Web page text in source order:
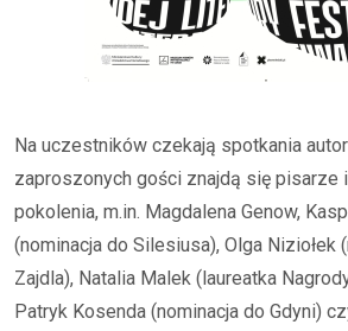
Na uczestników czekają spotkania
zaproszonych gości znajdą się pisarze
pokolenia, m.in. Magdalena Genow,
(nominacja do Silesiusa), Olga Niziołek
Zajdla), Natalia Malek (laureatka
Patryk Kosenda (nominacja do Gdyni)